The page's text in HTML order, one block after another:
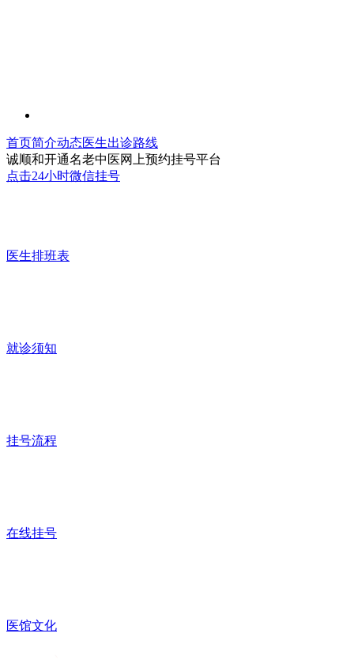
首页简介动态医生出诊路线
诚顺和开通名老中医网上预约挂号平台
点击24小时微信挂号
医生排班表
就诊须知
挂号流程
在线挂号
医馆文化